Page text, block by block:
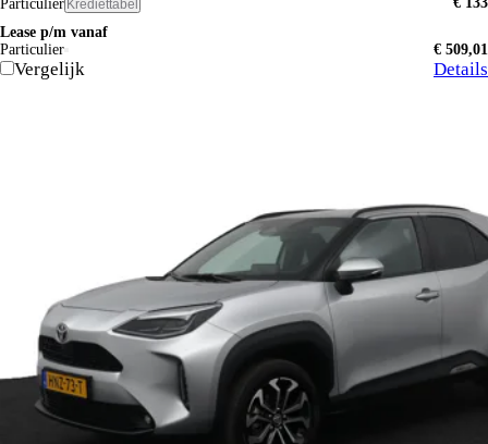
Particulier Krediettabel
Lease p/m vanaf
Particulier
€ 509,01
Vergelijk Details